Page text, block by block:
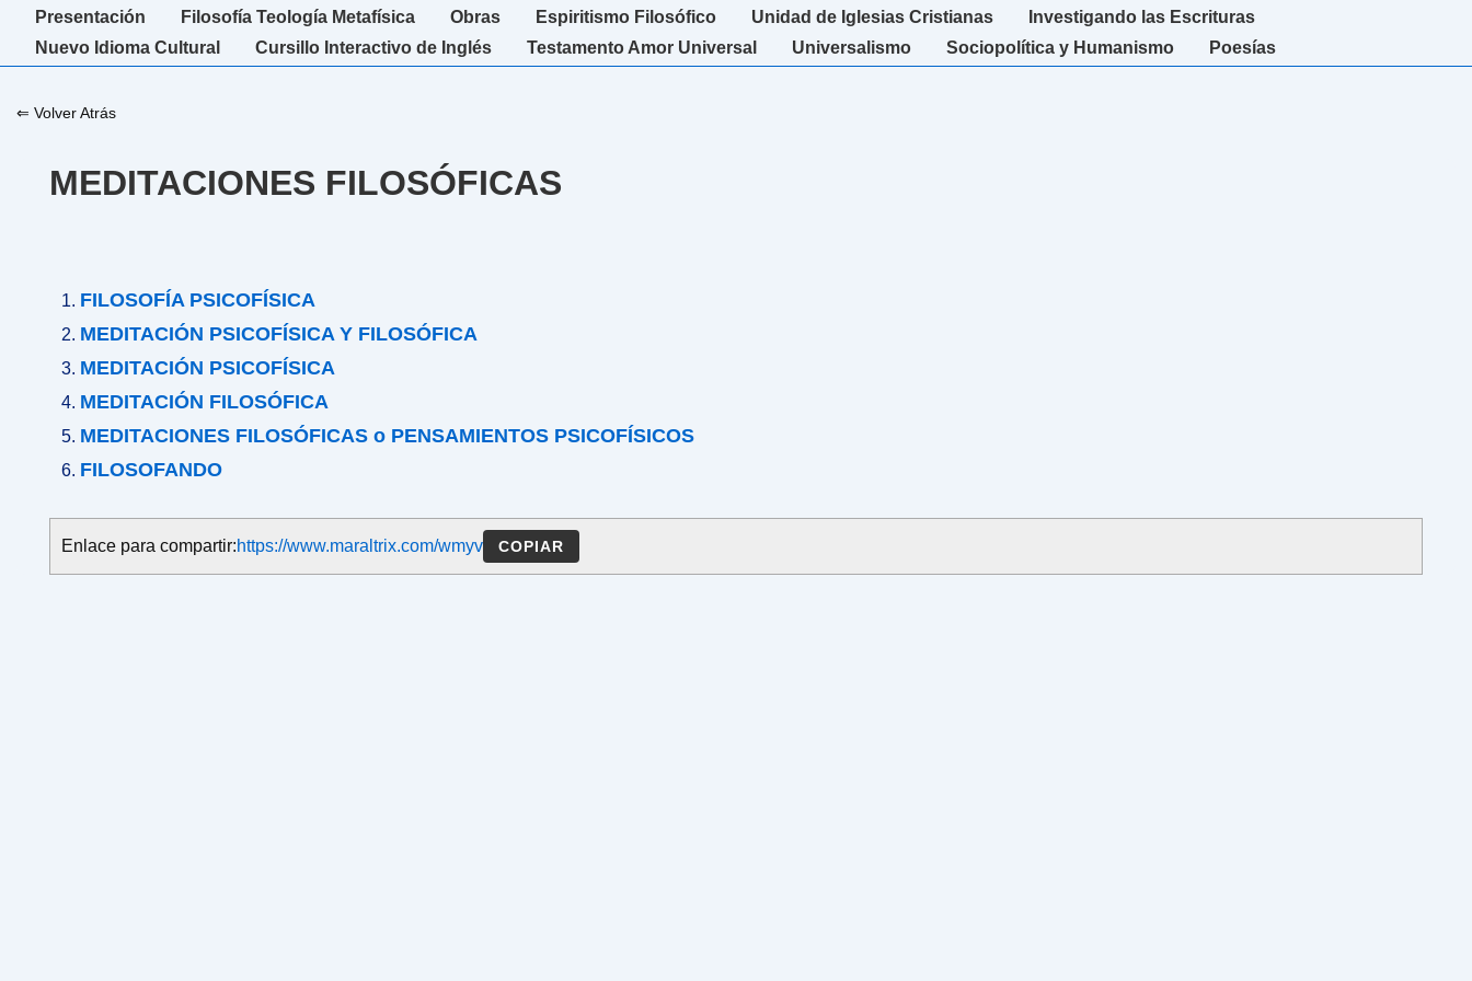
Saltar
contenido
Navegación
principal
Presentación Filosofía Teología Metafísica Obras Espiritismo Filosófico Unidad de Iglesias Cristianas
Investigando las Escrituras
Nuevo Idioma Cultural
Cursillo Interactivo de Inglés Testamento Amor Universal Universalismo Sociopolítica y Humanismo Poesías
⇐ Volver Atrás
MEDITACIONES FILOSÓFICAS
FILOSOFÍA PSICOFÍSICA
MEDITACIÓN PSICOFÍSICA Y FILOSÓFICA
MEDITACIÓN PSICOFÍSICA
MEDITACIÓN FILOSÓFICA
MEDITACIONES FILOSÓFICAS o PENSAMIENTOS PSICOFÍSICOS
FILOSOFANDO
Enlace para compartir:https://www.maraltrix.com/wmyv COPIAR